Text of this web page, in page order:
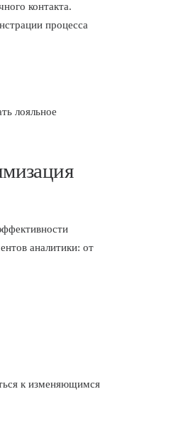
контакта.
процесса
лояльное
аналитики: от
к изменяющимся